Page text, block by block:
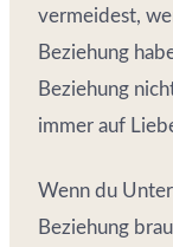
vermeidest,
Beziehung
Beziehung
immer auf
Wenn du
Beziehung